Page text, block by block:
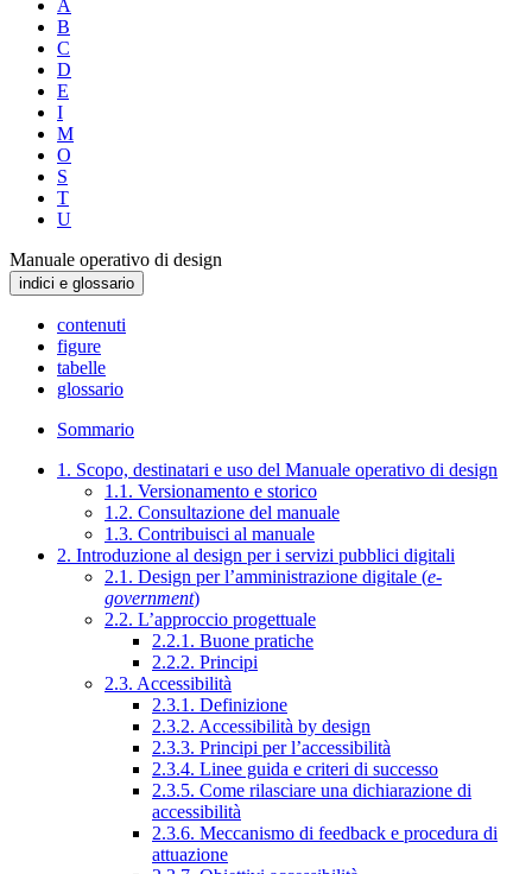
A
B
C
D
E
I
M
O
S
T
U
Manuale operativo di design
indici e glossario
contenuti
figure
tabelle
glossario
Sommario
1. Scopo, destinatari e uso del Manuale operativo di design
1.1. Versionamento e storico
1.2. Consultazione del manuale
1.3. Contribuisci al manuale
2. Introduzione al design per i servizi pubblici digitali
2.1. Design per l’amministrazione digitale (e-
government)
2.2. L’approccio progettuale
2.2.1. Buone pratiche
2.2.2. Principi
2.3. Accessibilità
2.3.1. Definizione
2.3.2. Accessibilità by design
2.3.3. Principi per l’accessibilità
2.3.4. Linee guida e criteri di successo
2.3.5. Come rilasciare una dichiarazione di
accessibilità
2.3.6. Meccanismo di feedback e procedura di
attuazione